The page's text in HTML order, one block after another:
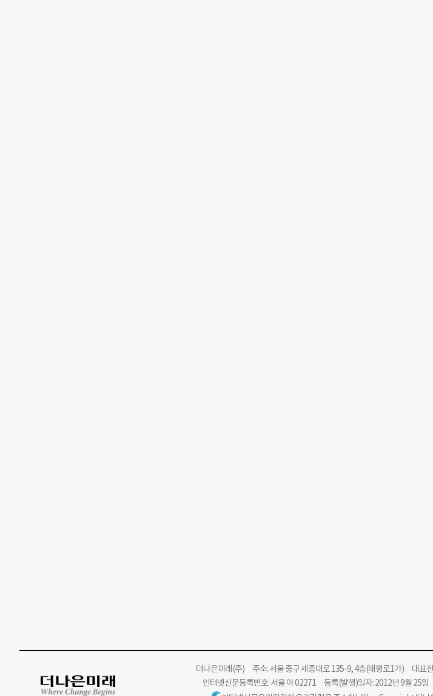
더나은미래(주)주소: 서울 중구 세종대로 135-9, 4층(태평로1가) 대표
인터넷신문등록번호: 서울 아 02271 등록(발행)일자: 2012년 9월 25